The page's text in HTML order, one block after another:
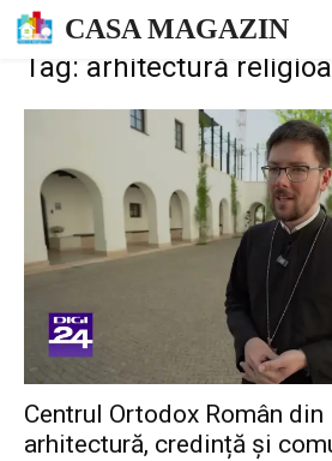
CASA MAGAZIN
Tag: arhitectură
Centrul Ortodox Român din
arhitectură, credință și